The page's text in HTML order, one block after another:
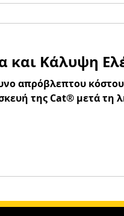
και Κάλυψη
απρόβλεπτου
της Cat® μετά τη